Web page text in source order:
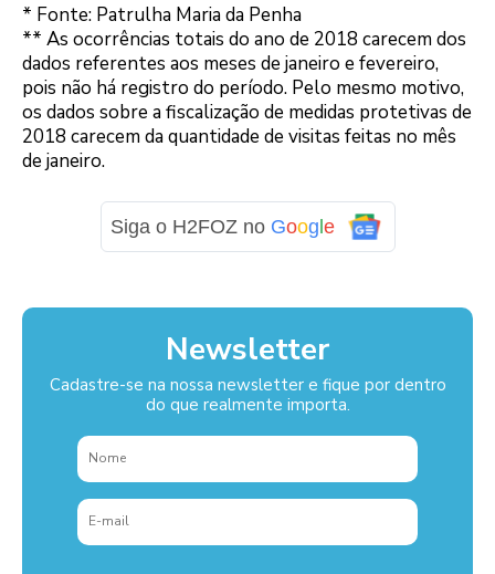
* Fonte: Patrulha Maria da Penha
** As ocorrências totais do ano de 2018 carecem dos
dados referentes aos meses de janeiro e fevereiro,
pois não há registro do período. Pelo mesmo motivo,
os dados sobre a fiscalização de medidas protetivas de
2018 carecem da quantidade de visitas feitas no mês
de janeiro.
Siga o H2FOZ no Goog e
Newsletter
Cadastre-se na nossa newsletter e fique por dentro
do que realmente importa.